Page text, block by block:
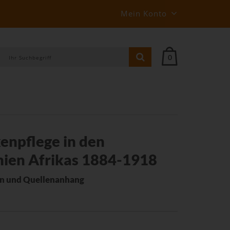
Mein Konto
0
in den
Afrikas 1884-1918
und Quellenanhang